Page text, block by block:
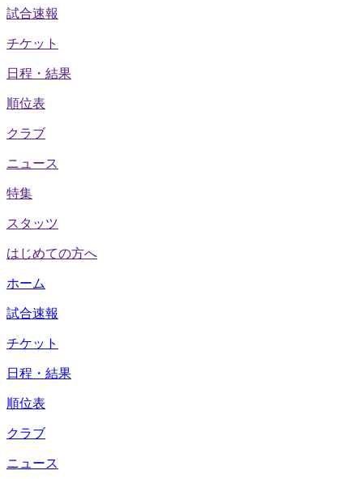
試合速報
チケット
日程・結果
順位表
クラブ
ニュース
特集
スタッツ
はじめての方へ
ホーム
試合速報
チケット
日程・結果
順位表
クラブ
ニュース